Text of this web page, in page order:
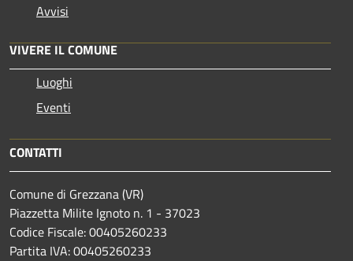
Avvisi
VIVERE IL COMUNE
Luoghi
Eventi
CONTATTI
Comune di Grezzana (VR)
Piazzetta Milite Ignoto n. 1 - 37023
Codice Fiscale: 00405260233
Partita IVA: 00405260233